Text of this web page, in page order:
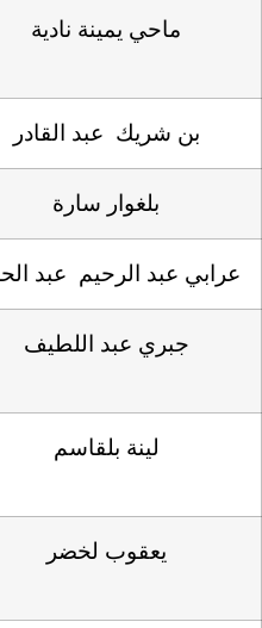
ماحي يمينة نادية
بن شريك عبد القادر
بلغوار سارة
عبد الرحيم عبد الحليم
جبري عبد اللطيف
لينة بلقاسم
يعقوب لخضر